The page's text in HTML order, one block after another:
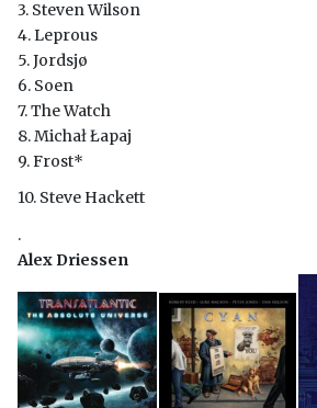
3. Steven Wilson
4. Leprous
5. Jordsjø
6. Soen
7. The Watch
8. Michał Łapaj
9. Frost*
10. Steve Hackett
.
Alex Driessen